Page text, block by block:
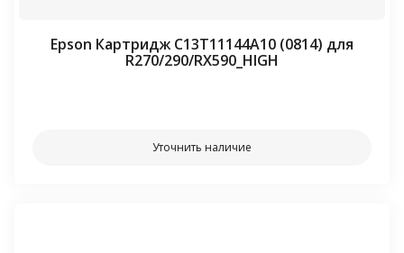
Epson Картридж C13T11144A10 (0814) для
R270/290/RX590_HIGH
Уточнить наличие